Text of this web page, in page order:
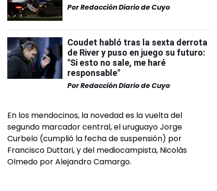
PorRedacción Diario de Cuyo
Coudet habló tras la sexta derrota
de River y puso en juego su futuro:
"Si esto no sale, me haré
responsable"
PorRedacción Diario de Cuyo
En los mendocinos, la novedad es la vuelta del
segundo marcador central, el uruguayo Jorge
Curbelo (cumplió la fecha de suspensión) por
Francisco Duttari, y del mediocampista, Nicolás
Olmedo por Alejandro Camargo.